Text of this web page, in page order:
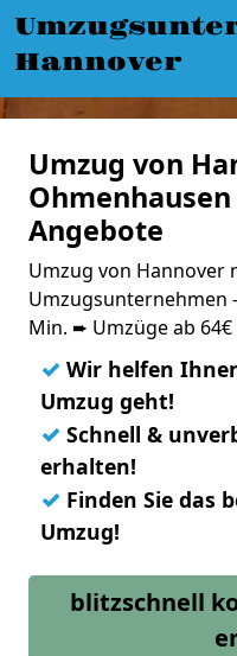
Hannover
Umzug von
Angebote
Umzug von Hannover
Umzugsunternehmen
Min. ➨ Umzüge ab 64€
✓ Wir helfen
Umzug geht!
✓ Schnell &
erhalten!
✓ Finden Sie das
Umzug!
blitzschnell